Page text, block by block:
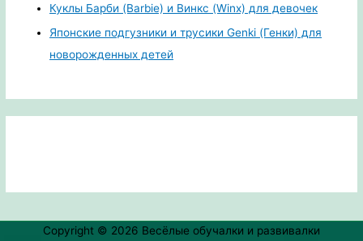
Куклы Барби (Barbie) и Винкс (Winx) для девочек
Японские подгузники и трусики Genki (Генки) для
новорожденных детей
Copyright © 2026 Весёлые обучалки и развивалки